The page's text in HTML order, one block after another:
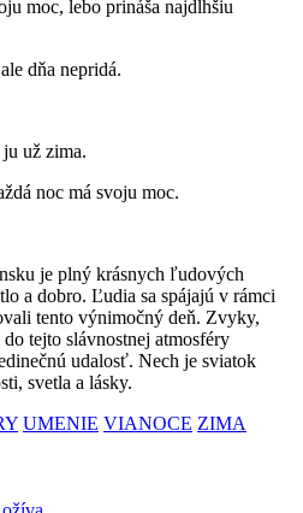
moc, lebo prináša najdlhšiu
dňa nepridá.
už zima.
noc má svoju moc.
je plný krásnych ľudových
a dobro. Ľudia sa spájajú v rámci
tento výnimočný deň. Zvyky,
tejto slávnostnej atmosféry
udalosť. Nech je sviatok
svetla a lásky.
UMENIE VIANOCE ZIMA